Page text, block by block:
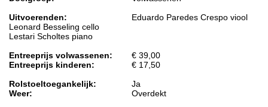
Uitvoerenden:
Eduardo Paredes Crespo viool
Leonard Besseling cello
Lestari Scholtes piano
Entreeprijs volwassenen:
€ 39,00
Entreeprijs kinderen:
€ 17,50
Rolstoeltoegankelijk:
Ja
Weer:
Overdekt